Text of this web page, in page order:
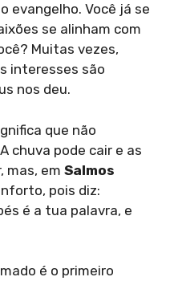
evangelho. Você já se
se alinham com
Muitas vezes,
interesses são
nos deu.
que não
chuva pode cair e as
mas, em Salmos
pois diz:
é a tua palavra, e
é o primeiro